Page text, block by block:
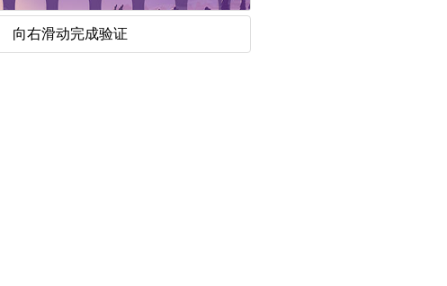
向右滑动完成验证